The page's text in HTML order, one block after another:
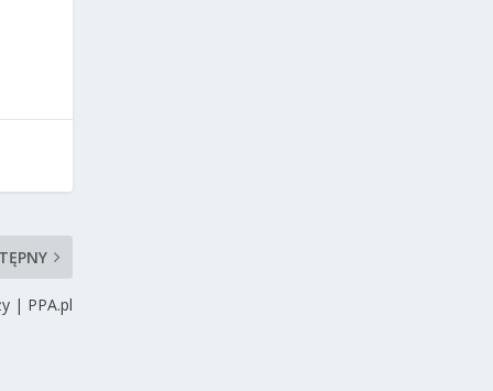
| PPA.pl